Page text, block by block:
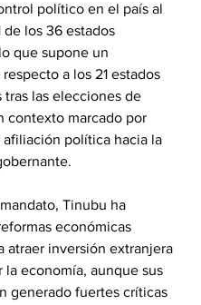
político en el país al
de los 36 estados
que supone un
a los 21 estados
tras las elecciones de
contexto marcado por
afiliación política hacia la
Tinubu ha
económicas
atraer inversión extranjera
la economía, aunque sus
generado fuertes críticas